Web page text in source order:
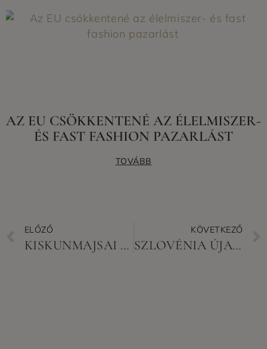
AZ EU CSÖKKENTENÉ AZ ÉLELMISZER-
ÉS FAST FASHION PAZARLÁST
TOVÁBB
ELŐZŐ
KISKUNMAJSAI CIVILEK MEGÁLLÍTOTTÁK A HOMOKHÁTSÁG ELSIVATAGOSODÁSÁT
KÖVETKEZŐ
SZLOVÉNIA ÚJABB LÉPÉST TETT A MÉHEK VÉDELMÉBEN